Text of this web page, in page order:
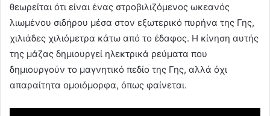
θεωρείται ότι είναι ένας στροβιλιζόμενος ωκεανός
λιωμένου σιδήρου μέσα στον εξωτερικό πυρήνα της Γης,
χιλιάδες χιλιόμετρα κάτω από το έδαφος. Η κίνηση αυτής
της μάζας δημιουργεί ηλεκτρικά ρεύματα που
δημιουργούν το μαγνητικό πεδίο της Γης, αλλά όχι
απαραίτητα ομοιόμορφα, όπως φαίνεται.